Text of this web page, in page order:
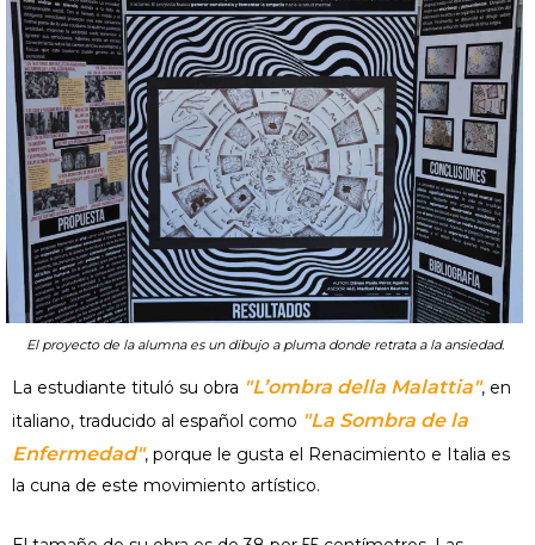
El proyecto de la alumna es un dibujo a pluma donde retrata a la ansiedad.
La estudiante tituló su obra "L’ombra della Malattia", en
italiano, traducido al español como "La Sombra de la
Enfermedad", porque le gusta el Renacimiento e Italia es
la cuna de este movimiento artístico.